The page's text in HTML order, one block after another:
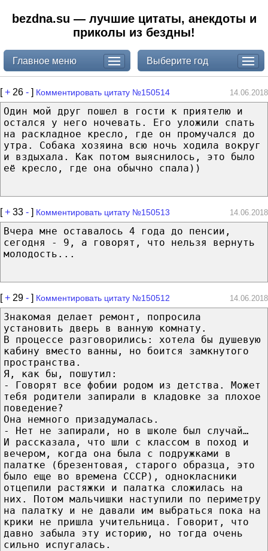
bezdna.su — лучшие цитаты, анекдоты и
приколы из бездны!
Главное меню Выберите год
[+ 26 - ] Комментировать цитату №150514 14.06.2018
Один мой друг пошел в гости к приятелю и
остался у него ночевать. Его уложили спать
на раскладное кресло, где он промучался до
утра. Собака хозяина всю ночь ходила вокруг
и вздыхала. Как потом выяснилось, это было
её кресло, где она обычно спала))
[+ 33 - ] Комментировать цитату №150513 14.06.2018
Вчера мне оставалось 4 года до пенсии,
сегодня - 9, а говорят, что нельзя вернуть
молодость...
[+ 29 - ] Комментировать цитату №150512 14.06.2018
Знакомая делает ремонт, попросила
установить дверь в ванную комнату.
В процессе разговорились: хотела бы душевую
кабину вместо ванны, но боится замкнутого
пространства.
Я, как бы, пошутил:
- Говорят все фобии родом из детства. Может
тебя родители запирали в кладовке за плохое
поведение?
Она немного призадумалась.
- Нет не запирали, но в школе был случай…
И рассказала, что шли с классом в поход и
вечером, когда она была с подружками в
палатке (брезентовая, старого образца, это
было еще во времена СССР), однокласники
отцепили растяжки и палатка сложилась на
них. Потом мальчишки наступили по периметру
на палатку и не давали им выбраться пока на
крики не пришла учительница. Говорит, что
давно забыла эту историю, но тогда очень
сильно испугалась.